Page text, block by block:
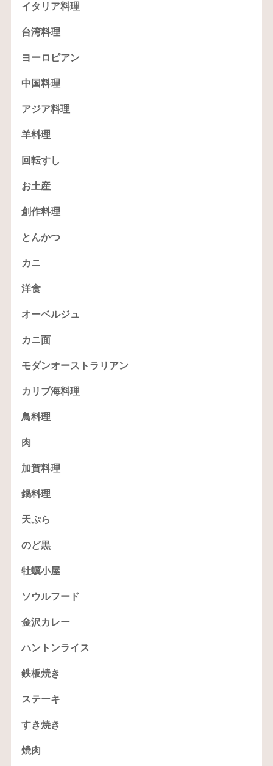
イタリア料理
台湾料理
ヨーロピアン
中国料理
アジア料理
羊料理
回転すし
お土産
創作料理
とんかつ
カニ
洋食
オーベルジュ
カニ面
モダンオーストラリアン
カリブ海料理
鳥料理
肉
加賀料理
鍋料理
天ぷら
のど黒
牡蠣小屋
ソウルフード
金沢カレー
ハントンライス
鉄板焼き
ステーキ
すき焼き
焼肉